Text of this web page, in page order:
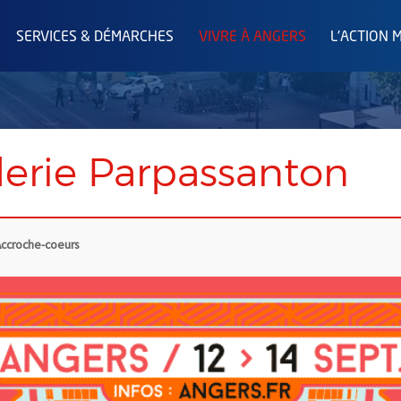
SERVICES & DÉMARCHES VIVRE À ANGERS L'ACTION
Parpassanton
coeurs